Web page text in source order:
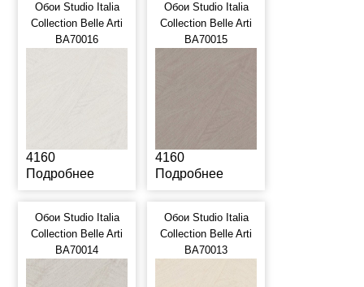
Обои Studio Italia
Collection Belle Arti
BA70016
4160
Подробнее
Обои Studio Italia
Collection Belle Arti
BA70015
4160
Подробнее
Обои Studio Italia
Collection Belle Arti
BA70014
Обои Studio Italia
Collection Belle Arti
BA70013